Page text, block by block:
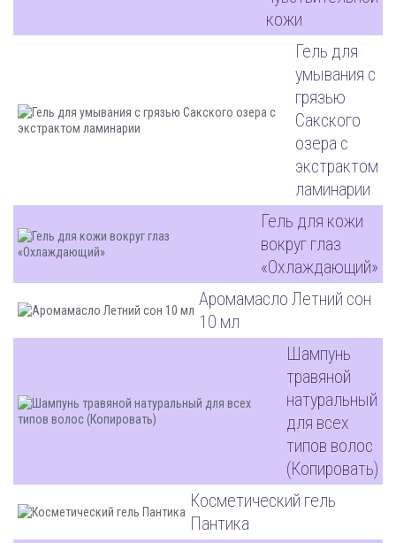
кожи
Гель для
умывания с
грязью
Сакского
озера с
экстрактом
ламинарии
Гель для кожи
вокруг глаз
«Охлаждающий»
Аромамасло Летний сон
10 мл
Шампунь
травяной
натуральный
для всех
типов волос
(Копировать)
Косметический гель
Пантика